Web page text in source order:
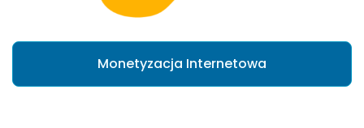
Monetyzacja Internetowa